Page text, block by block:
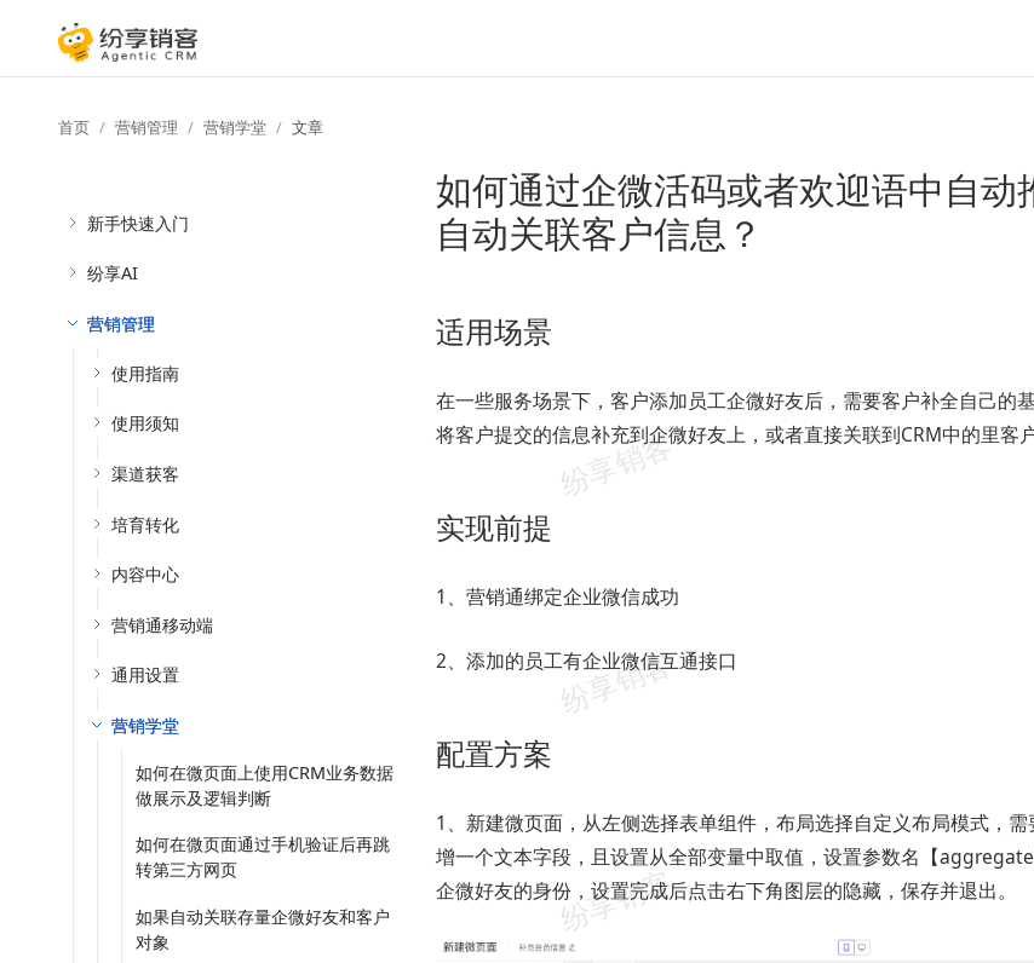
首页 营销管理 营销学堂 文章
新手快速入门
纷享AI
营销管理
使用指南
使用须知
渠道获客
培育转化
内容中心
营销通移动端
通用设置
营销学堂
如何在微页面上使用CRM业务数据
做展示及逻辑判断
如何在微页面通过手机验证后再跳
转第三方网页
如果自动关联存量企微好友和客户
对象
如何通过企微活码或者欢迎语中自动
自动关联客户信息？
适用场景
在一些服务场景下，客户添加员工企微好友后，需要客户补全自己的
将客户提交的信息补充到企微好友上，或者直接关联到CRM中的里客
实现前提
1、营销通绑定企业微信成功
2、添加的员工有企业微信互通接口
配置方案
1、新建微页面，从左侧选择表单组件，布局选择自定义布局模式，
增一个文本字段，且设置从全部变量中取值，设置参数名【
企微好友的身份，设置完成后点击右下角图层的隐藏，保存并退出。